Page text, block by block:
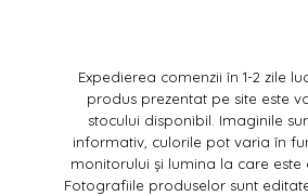
Expedierea comenzii în 1-2 zile
produs prezentat pe site este
stocului disponibil. Imaginile
informativ, culorile pot varia în
monitorului și lumina la care este
Fotografiile produselor sunt